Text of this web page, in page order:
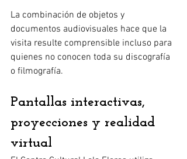
La combinación de objetos y
documentos audiovisuales hace que la
visita resulte comprensible incluso para
quienes no conocen toda su discografía
o filmografía.
Pantallas interactivas,
proyecciones y realidad
virtual